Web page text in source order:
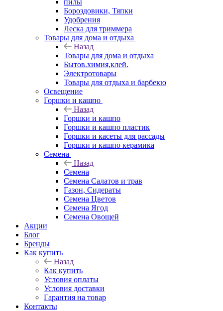
пилы
Бороздовики, Тяпки
Удобрения
Леска для триммера
Товары для дома и отдыха
Назад
Товары для дома и отдыха
Бытов.химия,клей.
Электротовары
Товары для отдыха и барбекю
Освещение
Горшки и кашпо
Назад
Горшки и кашпо
Горшки и кашпо пластик
Горшки и касеты для рассады
Горшки и кашпо керамика
Семена
Назад
Семена
Семена Салатов и трав
Газон, Сидераты
Семена Цветов
Семена Ягод
Семена Овощей
Акции
Блог
Бренды
Как купить
Назад
Как купить
Условия оплаты
Условия доставки
Гарантия на товар
Контакты